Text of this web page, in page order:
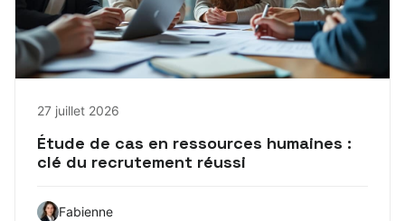
27 juillet 2026
Étude de cas en ressources humaines :
clé du recrutement réussi
Fabienne